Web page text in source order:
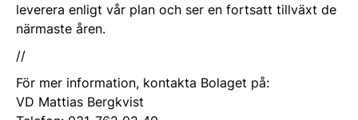
leverera enligt vår plan och ser en fortsatt tillväxt de
närmaste åren.
//
För mer information, kontakta Bolaget på:
VD Mattias Bergkvist